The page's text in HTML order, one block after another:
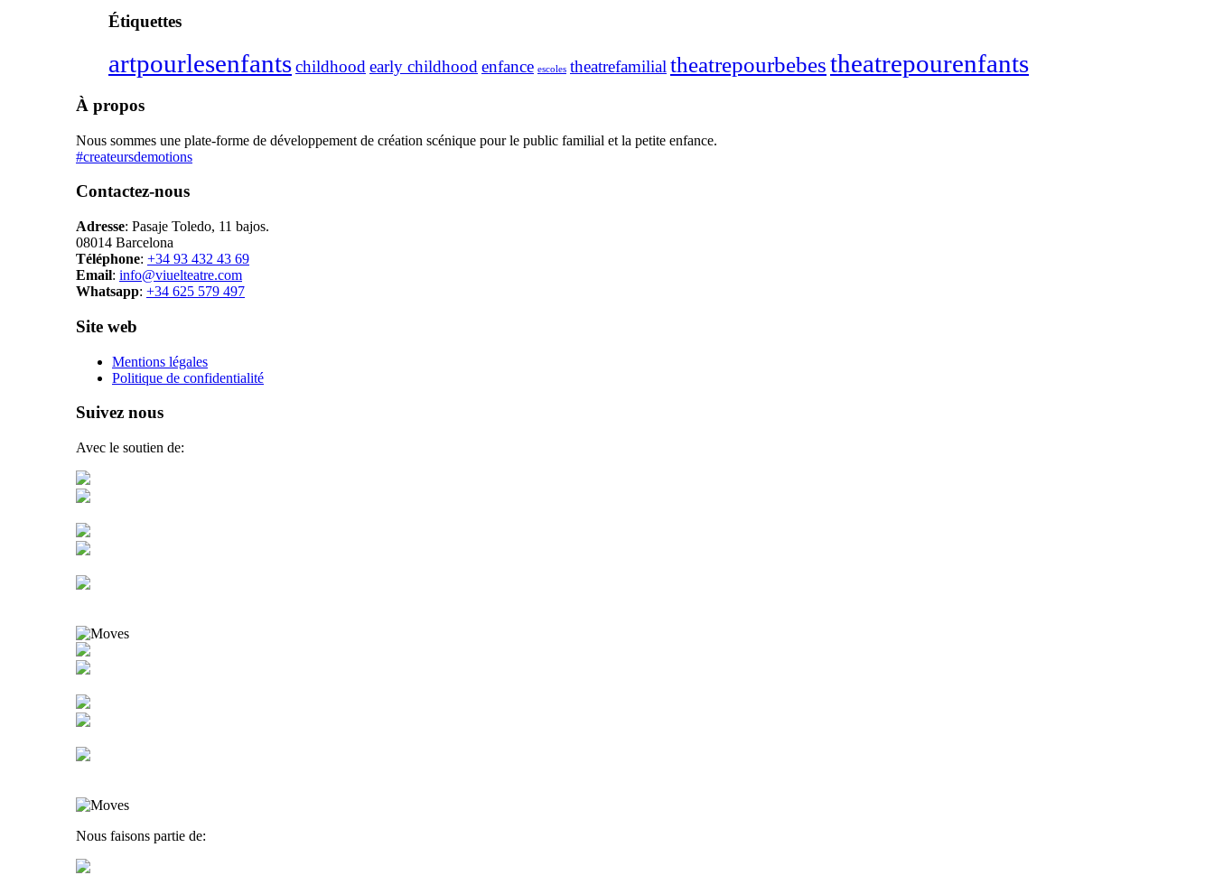
Étiquettes
artpourlesenfantschildhood early childhood enfance escoles theatrefamilial theatrepourbebestheatrepourenfants
À propos
Nous sommes une plate-forme de développement de création scénique pour le public familial et la petite enfance.
#createursdemotions
Contactez-nous
Adresse: Pasaje Toledo, 11 bajos.
08014 Barcelona
Téléphone: +34 93 432 43 69
Email: info@viuelteatre.com
Whatsapp: +34 625 579 497
Site web
Mentions légales
Politique de confidentialité
Suivez nous
Avec le soutien de:
Nous faisons partie de: